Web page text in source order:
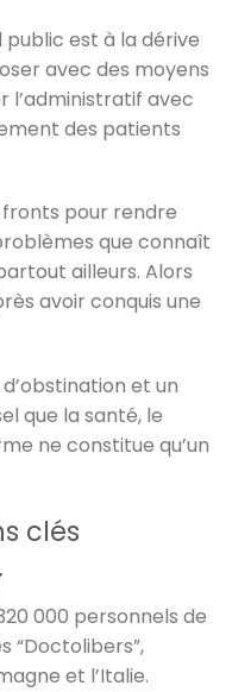
public est à la dérive
avec des moyens
l’administratif avec
des patients
pour rendre
que connaît
ailleurs. Alors
avoir conquis une
et un
que la santé, le
ne constitue qu’un
clés
000 personnels de
“Doctolibers”,
et l’Italie.